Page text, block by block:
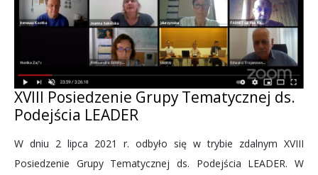
XVIII Posiedzenie Grupy Tematycznej ds.
Podejścia LEADER
W dniu 2 lipca 2021 r. odbyło się w trybie zdalnym XVIII
Posiedzenie Grupy Tematycznej ds. Podejścia LEADER. W